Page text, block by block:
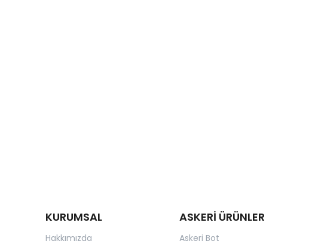
KURUMSAL
Hakkımızda
ASKERİ ÜRÜNLER
Askeri Bot